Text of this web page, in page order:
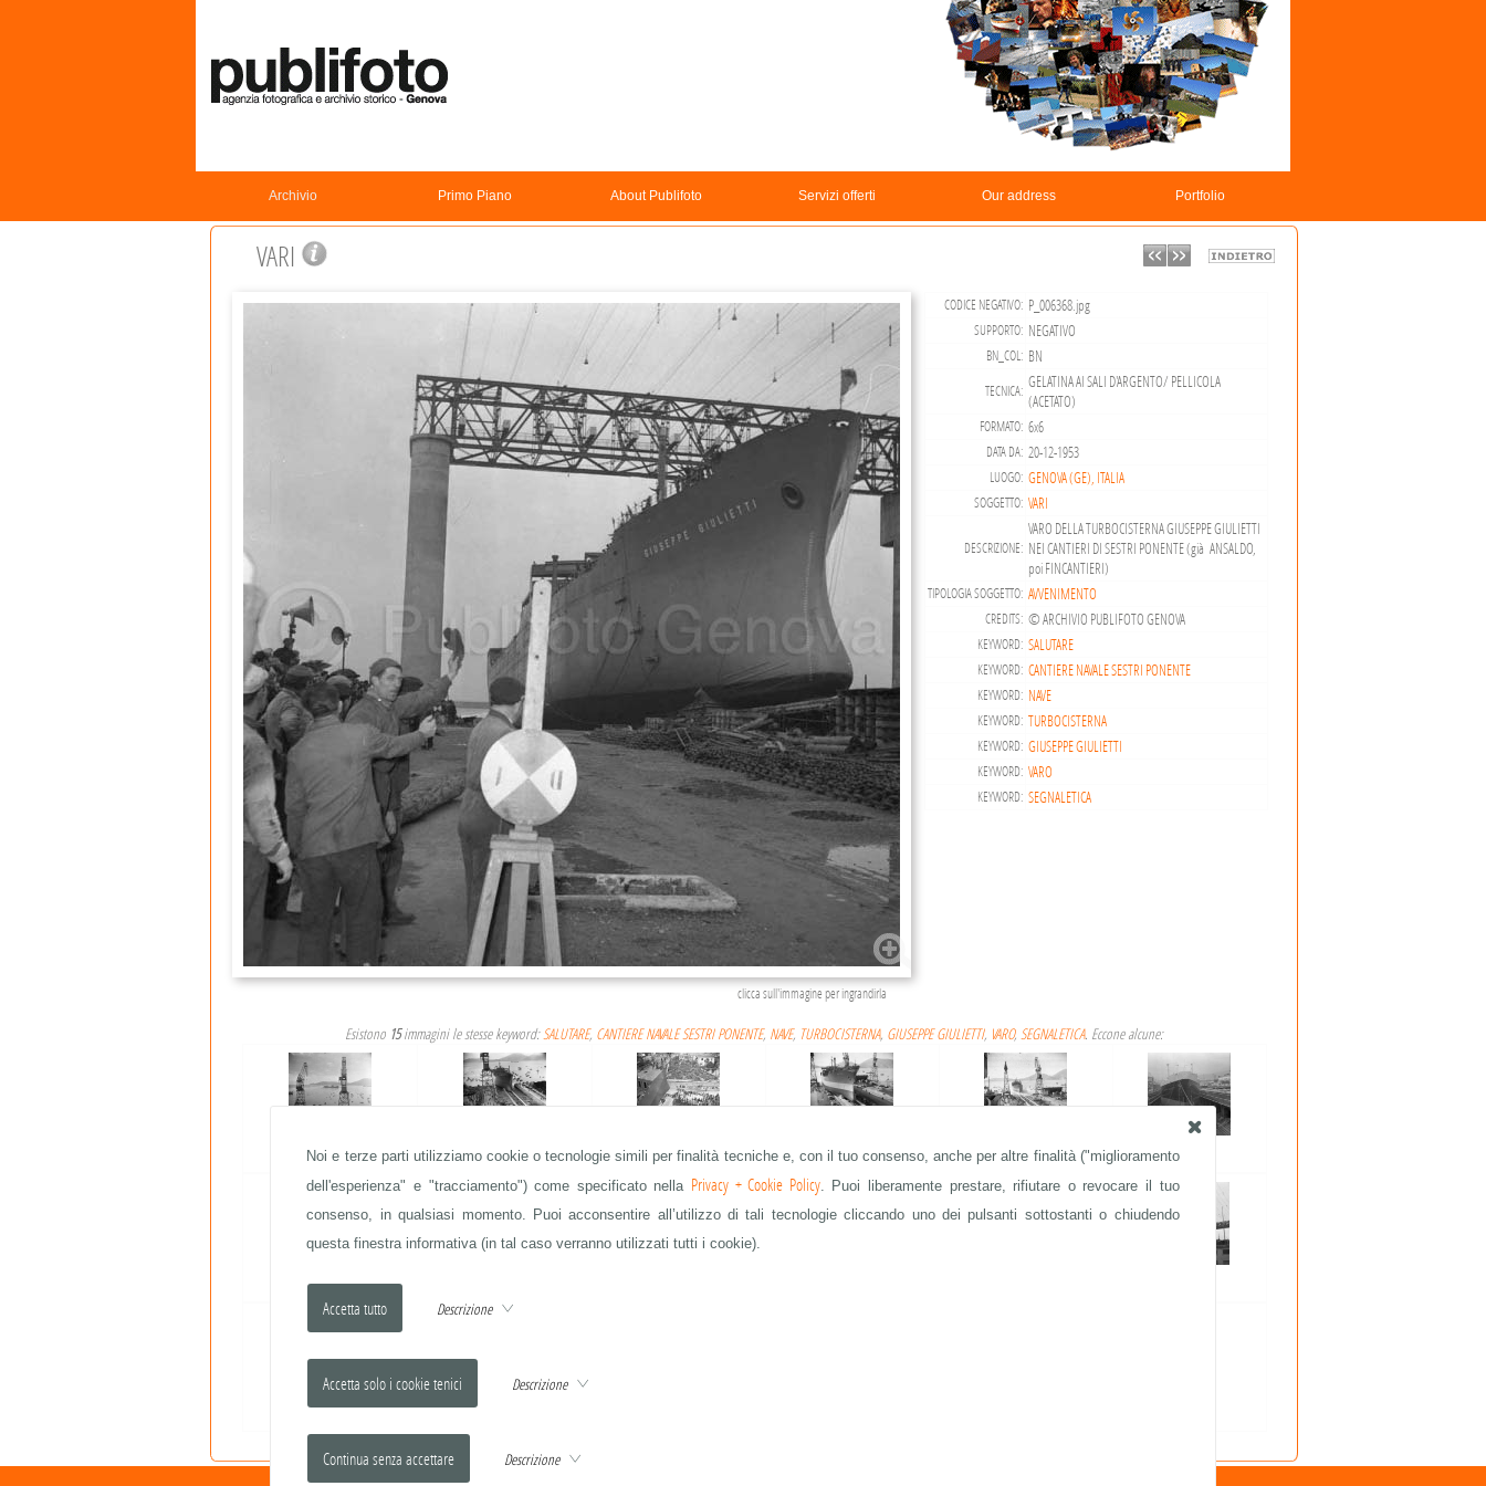
Noi e terze parti utilizziamo cookie o tecnologie simili per finalità tecniche e, con il tuo consenso, anche per altre finalità ("miglioramento
dell'esperienza" e "tracciamento") come specificato nella Privacy + Cookie Policy. Puoi liberamente prestare, rifiutare o revocare il tuo
consenso, in qualsiasi momento. Puoi acconsentire all’utilizzo di tali tecnologie cliccando uno dei pulsanti sottostanti o chiudendo
questa finestra informativa (in tal caso verranno utilizzati tutti i cookie).
Descrizione
Descrizione
Descrizione
Archivio Primo Piano About Publifoto Servizi offerti Our address Portfolio
VARI
clicca sull'immagine per ingrandirla
CODICE NEGATIVO: P_006368.jpg
SUPPORTO: NEGATIVO
BN_COL: BN
TECNICA: GELATINA AI SALI D'ARGENTO/ PELLICOLA
(ACETATO)
FORMATO: 6x6
DATA DA: 20-12-1953
LUOGO: GENOVA (GE), ITALIA
SOGGETTO: VARI
DESCRIZIONE:
VARO DELLA TURBOCISTERNA GIUSEPPE GIULIETTI
NEI CANTIERI DI SESTRI PONENTE (già ANSALDO,
poi FINCANTIERI)
TIPOLOGIA SOGGETTO: AVVENIMENTO
CREDITS: © ARCHIVIO PUBLIFOTO GENOVA
KEYWORD: SALUTARE
KEYWORD: CANTIERE NAVALE SESTRI PONENTE
KEYWORD: NAVE
KEYWORD: TURBOCISTERNA
KEYWORD: GIUSEPPE GIULIETTI
KEYWORD: VARO
KEYWORD: SEGNALETICA
Esistono 15immagini le stesse keyword:SALUTARE, CANTIERE NAVALE SESTRI PONENTE, NAVE, TURBOCISTERNA, GIUSEPPE GIULIETTI, VARO, SEGNALETICA. Eccone alcune:
VARI VARI VARI VARI VARI NAVI
VARI